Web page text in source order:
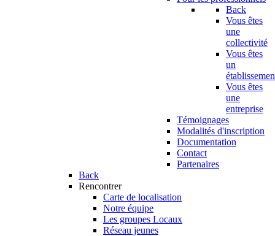
Back
Vous êtes
une
collectivité
Vous êtes
un
Vous êtes
une
entreprise
Témoignages
Modalités d'inscription
Documentation
Contact
Partenaires
Back
Rencontrer
Carte de localisation
Notre équipe
Les groupes Locaux
Réseau jeunes